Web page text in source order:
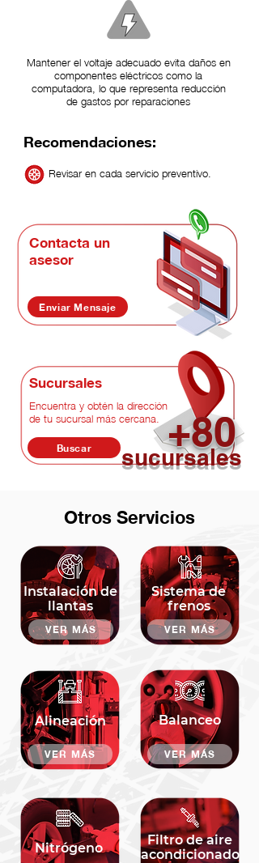
Mantener el voltaje adecuado evita daños en
componentes eléctricos como la
computadora, lo que representa reducción
de gastos por reparaciones
Recomendaciones:
Revisar en cada servicio preventivo.
Encuentra y obtén la dirección
de tu sucursal más cercana.
sucursales
Contacta un
asesor
Enviar Mensaje
Sucursales
Buscar +80
Otros Servicios
Instalación de
llantas
VER MÁS
Sistema de
frenos
VER MÁS
VER MÁS
Alineación
VER MÁS
Balanceo
Nitrógeno
Filtro de aire
acondicionado